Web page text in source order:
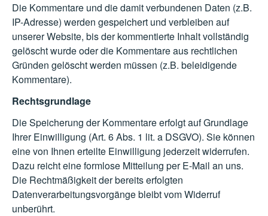
Die Kommentare und die damit verbundenen Daten (z.B.
IP-Adresse) werden gespeichert und verbleiben auf
unserer Website, bis der kommentierte Inhalt vollständig
gelöscht wurde oder die Kommentare aus rechtlichen
Gründen gelöscht werden müssen (z.B. beleidigende
Kommentare).
Rechtsgrundlage
Die Speicherung der Kommentare erfolgt auf Grundlage
Ihrer Einwilligung (Art. 6 Abs. 1 lit. a DSGVO). Sie können
eine von Ihnen erteilte Einwilligung jederzeit widerrufen.
Dazu reicht eine formlose Mitteilung per E-Mail an uns.
Die Rechtmäßigkeit der bereits erfolgten
Datenverarbeitungsvorgänge bleibt vom Widerruf
unberührt.